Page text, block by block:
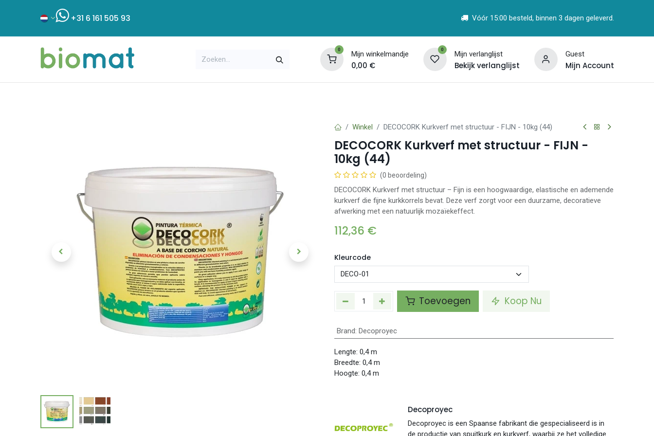
+31 6 161 505 93 Vóór 15:00 besteld, binnen 3 dagen geleverd.
0 Mijn winkelmandje
0,00 €
0 Mijn verlanglijst
Bekijk verlanglijst
Guest
Mijn Account
Winkel DECOCORK Kurkverf met structuur - FIJN - 10kg (44)
DECOCORK Kurkverf met structuur - FIJN -
10kg (44)
(0 beoordeling)
DECOCORK Kurkverf met structuur – Fijn is een hoogwaardige, elastische en ademende
kurkverf die fijne kurkkorrels bevat. Deze verf zorgt voor een duurzame, decoratieve
afwerking met een natuurlijk mozaïekeffect.
112,36 €
Kleurcode
Toevoegen Koop Nu
Brand: Decoproyec
Lengte: 0,4 m
Breedte: 0,4 m
Hoogte: 0,4 m
Decoproyec
Decoproyec is een Spaanse fabrikant die gespecialiseerd is in
de productie van spuitkurk en kurkverf, waarbij ze het volledige